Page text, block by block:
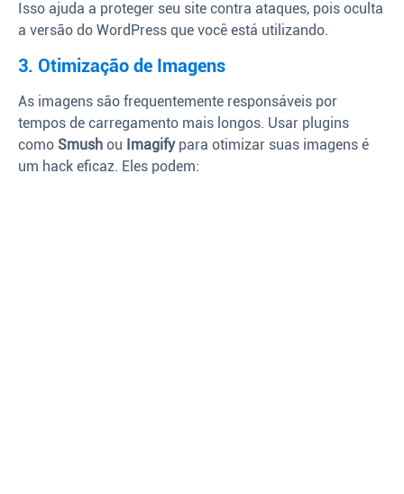
Isso ajuda a proteger seu site contra ataques, pois oculta
a versão do WordPress que você está utilizando.
3. Otimização de Imagens
As imagens são frequentemente responsáveis por
tempos de carregamento mais longos. Usar plugins
como Smush ou Imagifypara otimizar suas imagens é
um hack eficaz. Eles podem: